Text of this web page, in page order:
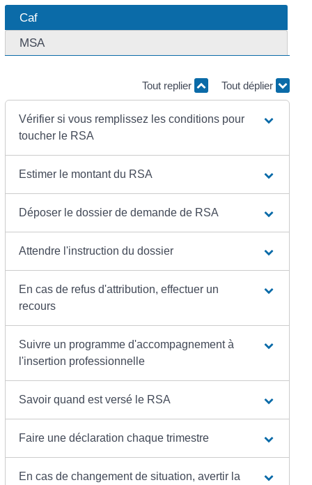
Caf
MSA
Tout replier Tout déplier
Vérifier si vous remplissez les conditions pour
toucher le RSA
Estimer le montant du RSA
Déposer le dossier de demande de RSA
Attendre l'instruction du dossier
En cas de refus d'attribution, effectuer un
recours
Suivre un programme d'accompagnement à
l'insertion professionnelle
Savoir quand est versé le RSA
Faire une déclaration chaque trimestre
En cas de changement de situation, avertir la